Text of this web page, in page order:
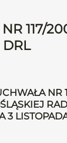
117/
NR
3